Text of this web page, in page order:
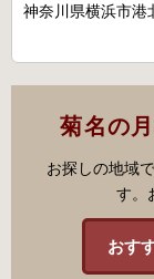
神奈川県横浜市港
菊名の
お探しの地域
す。
おす